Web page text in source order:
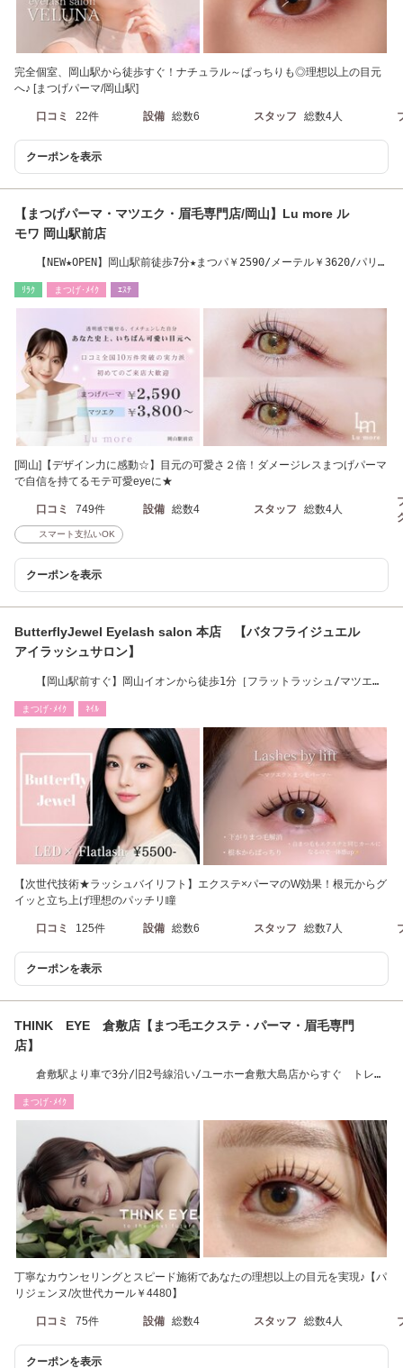
完全個室、岡山駅から徒歩すぐ！ナチュラル～ぱっちりも◎理想以上の目元
へ♪ [まつげパーマ/岡山駅]
口コミ 22件 設備 総数6 スタッフ 総数4人
クーポンを表示
【まつげパーマ・マツエク・眉毛専門店/岡山】Lu more ル
モワ 岡山駅前店
【NEW★OPEN】岡山駅前徒歩7分★まつパ￥2590/メーテル￥3620/パリ
ﾘﾗｸ まつげ･ﾒｲｸ ｴｽﾃ
[岡山]【デザイン力に感動☆】目元の可愛さ２倍！ダメージレスまつげパーマ
で自信を持てるモテ可愛eyeに★
口コミ 749件 設備 総数4 スタッフ 総数4人
スマート支払いOK
クーポンを表示
ButterflyJewel Eyelash salon 本店 【バタフライジュエル
アイラッシュサロン】
【岡山駅前すぐ】岡山イオンから徒歩1分［フラットラッシュ/マツエ
まつげ･ﾒｲｸ ﾈｲﾙ
【次世代技術★ラッシュバイリフト】エクステ×パーマのW効果！根元からグ
イッと立ち上げ理想のパッチリ瞳
口コミ 125件 設備 総数6 スタッフ 総数7人
クーポンを表示
THINK EYE 倉敷店【まつ毛エクステ・パーマ・眉毛専門
店】
倉敷駅より車で3分/旧2号線沿い/ユーホー倉敷大島店からすぐ トレン
まつげ･ﾒｲｸ
丁寧なカウンセリングとスピード施術であなたの理想以上の目元を実現♪【パ
リジェンヌ/次世代カール￥4480】
口コミ 75件 設備 総数4 スタッフ 総数4人
クーポンを表示